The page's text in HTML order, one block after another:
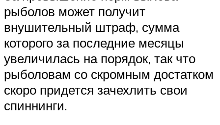
рыболов может получит
внушительный штраф, сумма
которого за последние месяцы
увеличилась на порядок, так что
рыболовам со скромным достатком
скоро придется зачехлить свои
спиннинги.